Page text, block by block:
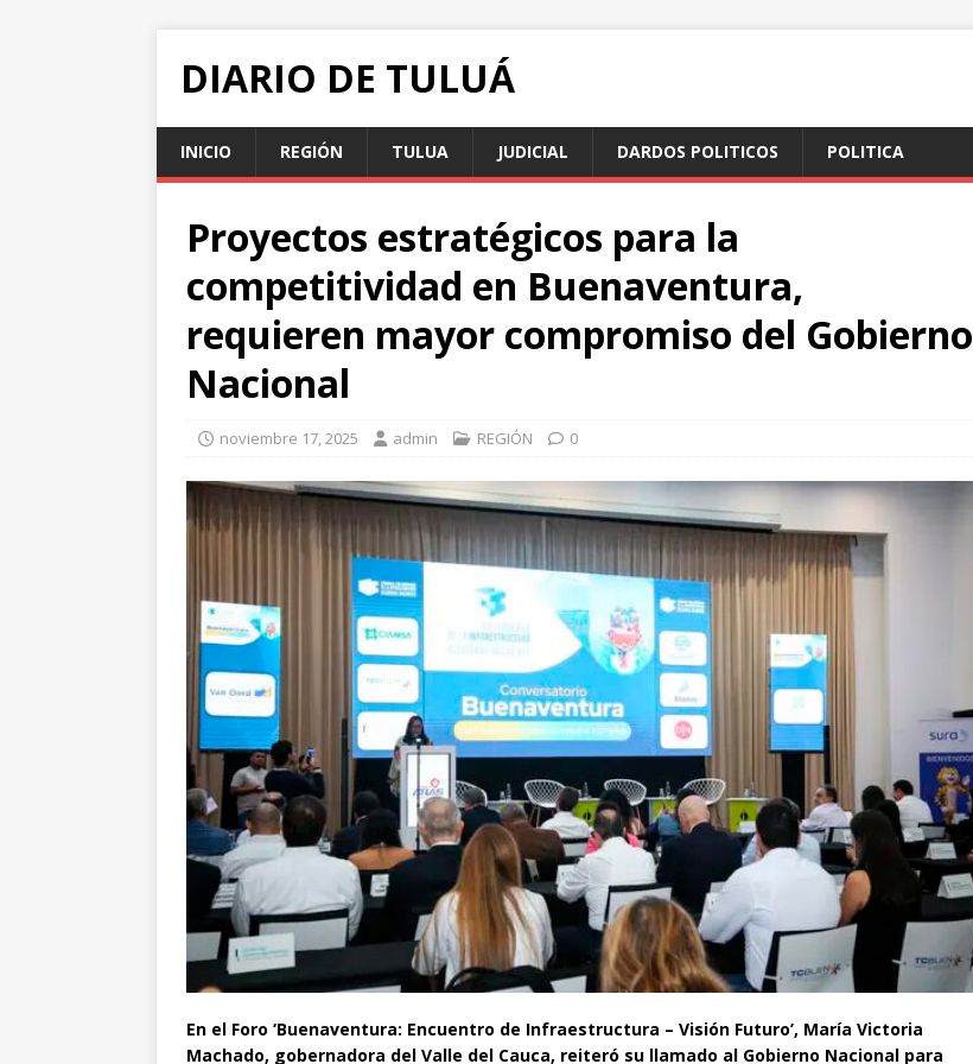
DIARIO DE TULUÁ
INICIO REGIÓN TULUA JUDICIAL DARDOS POLITICOS POLITICA
Proyectos estratégicos para la
competitividad en Buenaventura,
requieren mayor compromiso del Gobierno
Nacional
noviembre 17, 2025 admin REGIÓN 0
En el Foro ‘Buenaventura: Encuentro de Infraestructura – Visión Futuro’, María Victoria
Machado, gobernadora del Valle del Cauca, reiteró su llamado al Gobierno Nacional para